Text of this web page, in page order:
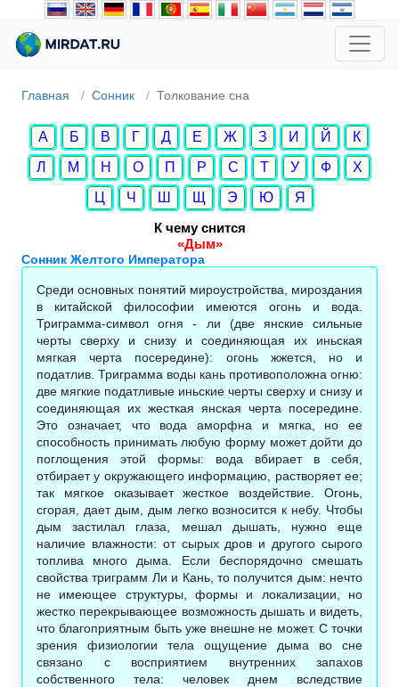
Главная Сонник Толкование сна
А Б В Г Д Е Ж З И Й
К
Л
М Н О П Р С Т У Ф
Х
Ц
Ч Ш Щ Э Ю
Я
К чему снится
«Дым»
Сонник Желтого Императора
Среди основных понятий мироустройства, мироздания
в китайской философии имеются огонь и вода.
Триграмма-символ огня - ли (две янские сильные
черты сверху и снизу и соединяющая их иньская
мягкая черта посередине): огонь жжется, но и
податлив. Триграмма воды кань противоположна огню:
две мягкие податливые иньские черты сверху и снизу и
соединяющая их жесткая янская черта посередине.
Это означает, что вода аморфна и мягка, но ее
способность принимать любую форму может дойти до
поглощения этой формы: вода вбирает в себя,
отбирает у окружающего информацию, растворяет ее;
так мягкое оказывает жесткое воздействие. Огонь,
сгорая, дает дым, дым легко возносится к небу. Чтобы
дым застилал глаза, мешал дышать, нужно еще
наличие влажности: от сырых дров и другого сырого
топлива много дыма. Если беспорядочно смешать
свойства триграмм Ли и Кань, то получится дым: нечто
не имеющее структуры, формы и локализации, но
жестко перекрывающее возможность дышать и видеть,
что благоприятным быть уже внешне не может. С точки
зрения физиологии тела ощущение дыма во сне
связано с восприятием внутренних запахов
собственного тела: человек днем вследствие